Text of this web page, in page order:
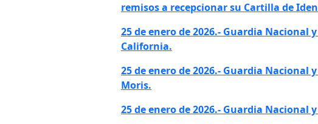
remisos a recepcionar su Cartilla de
25 de enero de 2026.- Guardia
California.
25 de enero de 2026.- Guardia
Moris.
25 de enero de 2026.- Guardia Nacional